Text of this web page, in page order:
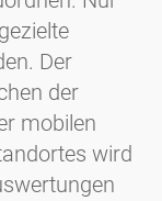
Der
der
mobilen
wird